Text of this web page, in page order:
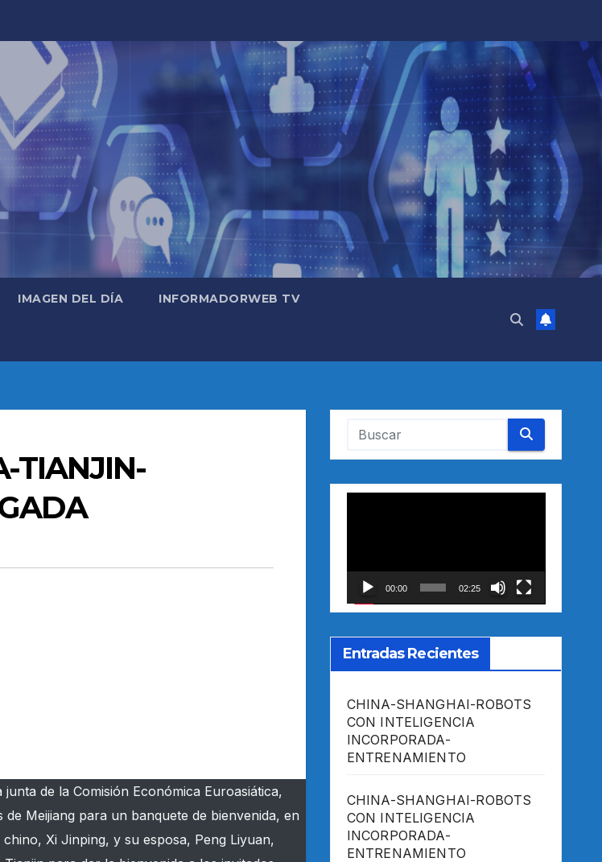
IMAGEN DEL DÍA INFORMADORWEB TV
TIANJIN-
de la Comisión Económica Euroasiática,
Meijiang para un banquete de bienvenida, en
Xi Jinping, y su esposa, Peng Liyuan,
00:00 02:25
Entradas Recientes
CHINA-SHANGHAI-ROBOTS
CON INTELIGENCIA
INCORPORADA-
ENTRENAMIENTO
CHINA-SHANGHAI-ROBOTS
CON INTELIGENCIA
INCORPORADA-
ENTRENAMIENTO